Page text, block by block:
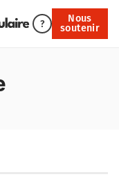
?
Nous
soutenir